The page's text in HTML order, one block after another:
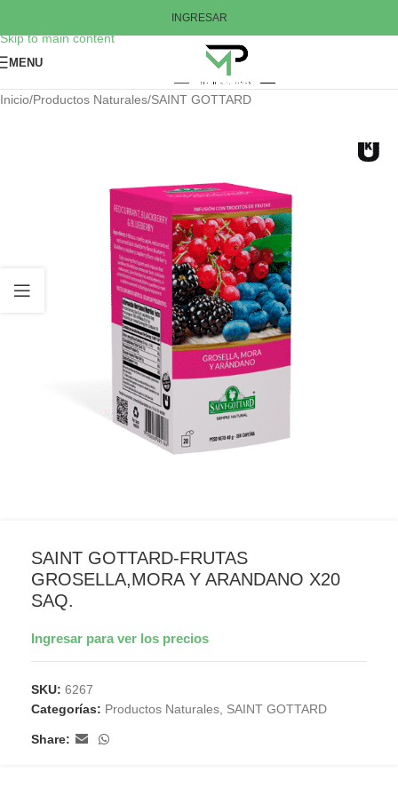
Skip to main content
INGRESAR
MENU
Inicio/Productos Naturales/SAINT GOTTARD
SAINT GOTTARD-FRUTAS
GROSELLA,MORA Y ARANDANO X20
SAQ.
Ingresar para ver los precios
SKU: 6267
Categorías: Productos Naturales SAINT GOTTARD
Share: